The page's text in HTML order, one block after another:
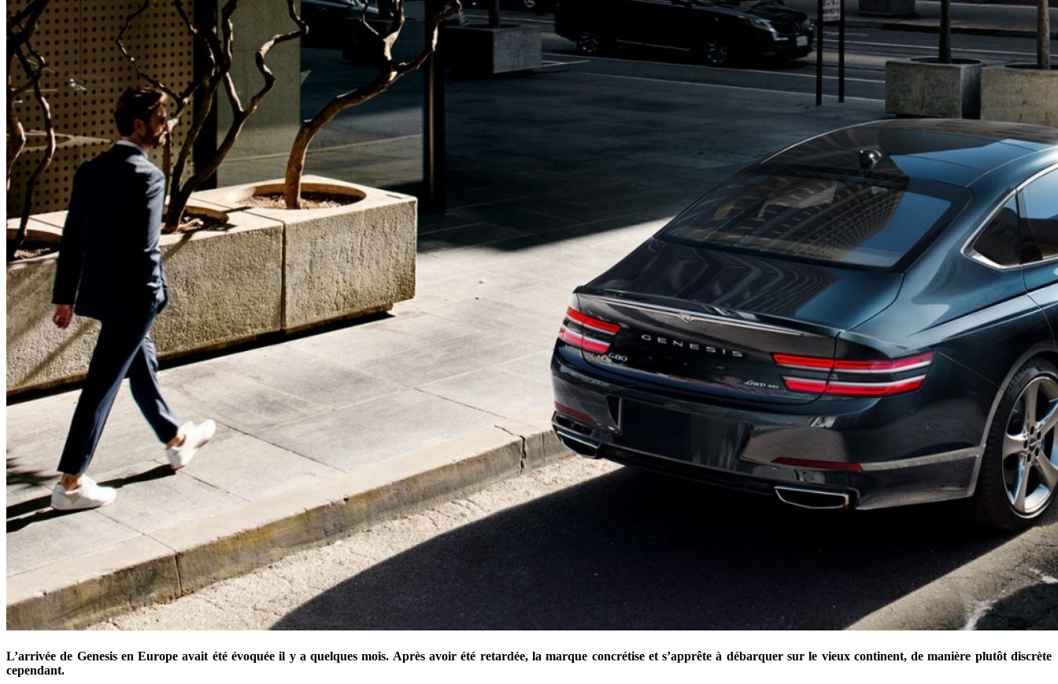
L’arrivée de Genesis en Europe avait été évoquée il y a quelques mois. Après avoir été retardée, la marque concrétise et s’apprête à débarquer sur le vieux continent, de manière plutôt discrète
cependant.